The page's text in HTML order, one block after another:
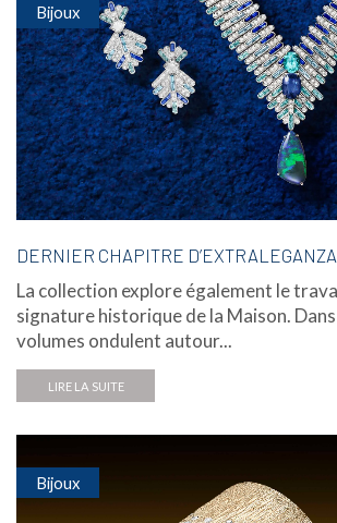
Bijoux
DERNIER CHAPITRE D’EXTRALEGANZA
La collection explore également le
signature historique de la Maison.
volumes ondulent autour...
LIRE LA SUITE
Bijoux